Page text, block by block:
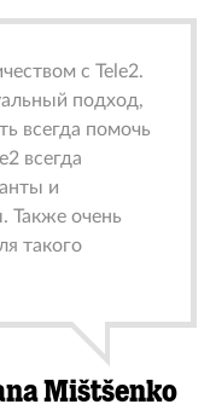
с Tele2.
подход,
всегда помочь
всегда
и
Также очень
такого
Mištšenko